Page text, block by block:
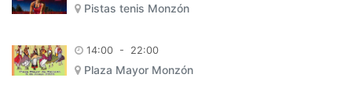
Pistas tenis Monzón
14:00 - 22:00
Plaza Mayor Monzón